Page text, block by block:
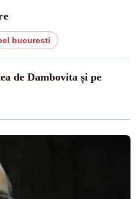
bucuresti
de Dambovita și pe